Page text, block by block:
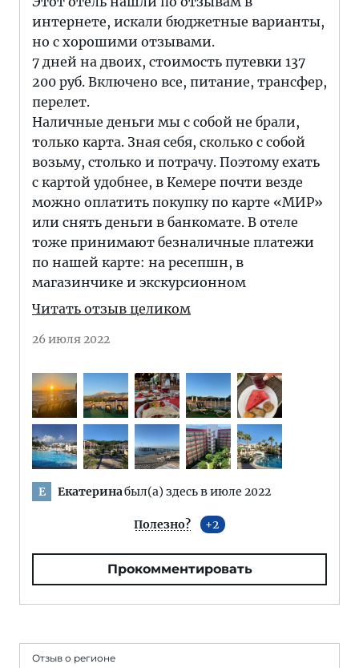
интернете, искали бюджетные варианты,
но с хорошими отзывами.
7 дней на двоих, стоимость путевки 137
200 руб. Включено все, питание, трансфер,
перелет.
Наличные деньги мы с собой не брали,
только карта. Зная себя, сколько с собой
возьму, столько и потрачу. Поэтому ехать
с картой удобнее, в Кемере почти везде
можно оплатить покупку по карте «МИР»
или снять деньги в банкомате. В отеле
тоже принимают безналичные платежи
по нашей карте: на ресепшн, в
магазинчике и экскурсионном
Читать отзыв целиком
26 июля 2022
Е Екатеринабыл(а) здесь в июле 2022
Полезно? 2
Прокомментировать
Отзыв о регионе